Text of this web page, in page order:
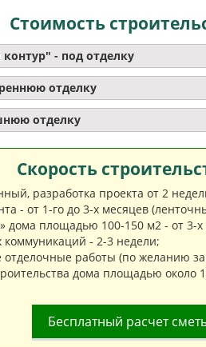
Стоимость
- под отделку
отделку
отделку
Скорость
разработка проекта от 2
- от 1-го до 3-х месяцев
дома площадью 100-150 м2 - от 3-
- 2-3 недели;
работы (по желанию
дома площадью около
Бесплатный расчет